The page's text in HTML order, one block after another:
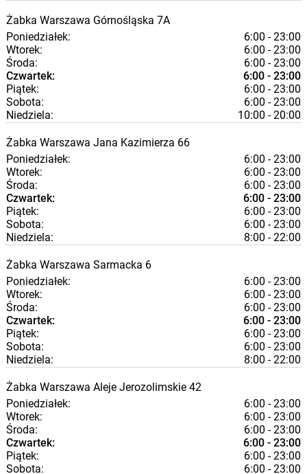
Żabka Warszawa Górnośląska 7A
Poniedziałek:
6:00 - 23:00
Wtorek:
6:00 - 23:00
Środa:
6:00 - 23:00
Czwartek:
6:00 - 23:00
Piątek:
6:00 - 23:00
Sobota:
6:00 - 23:00
Niedziela:
10:00 - 20:00
Żabka Warszawa Jana Kazimierza 66
Poniedziałek:
6:00 - 23:00
Wtorek:
6:00 - 23:00
Środa:
6:00 - 23:00
Czwartek:
6:00 - 23:00
Piątek:
6:00 - 23:00
Sobota:
6:00 - 23:00
Niedziela:
8:00 - 22:00
Żabka Warszawa Sarmacka 6
Poniedziałek:
6:00 - 23:00
Wtorek:
6:00 - 23:00
Środa:
6:00 - 23:00
Czwartek:
6:00 - 23:00
Piątek:
6:00 - 23:00
Sobota:
6:00 - 23:00
Niedziela:
8:00 - 22:00
Żabka Warszawa Aleje Jerozolimskie 42
Poniedziałek:
6:00 - 23:00
Wtorek:
6:00 - 23:00
Środa:
6:00 - 23:00
Czwartek:
6:00 - 23:00
Piątek:
6:00 - 23:00
Sobota:
6:00 - 23:00